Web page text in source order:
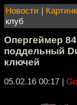
Новости |
клуб
Опергеймер
поддельный
ключей
05.02.16 00:17 |